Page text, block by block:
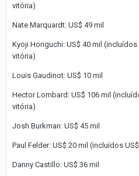
vitória)
Nate Marquardt: US$ 49 mil
Kyoji Horiguchi: US$ 40 mil
vitória)
Louis Gaudinot: US$ 10 mil
Hector Lombard: US$ 106 mil
vitória)
Josh Burkman: US$ 45 mil
Paul Felder: US$ 20 mil (incluídos
Danny Castillo: US$ 36 mil